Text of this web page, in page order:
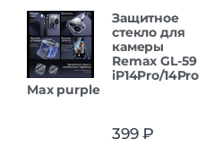
Защитнoe
cтекло для
камеры
Remax GL-59
iP14Pro/14Pro
Max purple
399₽